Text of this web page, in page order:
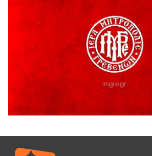
5 Αυγούστου 2026
Ο ΑΝΔΡΕΑΣ ΑΣΛΑΝΙΔΗΣ ΣΥΝΕΧΙΖΕΙ ΣΤΟΝ
ΓΡΕΒΕΝΩΝ
5 Αυγούστου 2026
Ευχαριστήριο Εκπολιτιστικού Συλλόγου
Παρασχάκη Αθανάσιο
5 Αυγούστου 2026
Διακοπή υδροδότησης του Α΄ κλάδου
5 Αυγούστου 2026